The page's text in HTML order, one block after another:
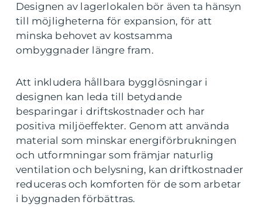
Designen av lagerlokalen bör även ta hänsyn
till möjligheterna för expansion, för att
minska behovet av kostsamma
ombyggnader längre fram.
Att inkludera hållbara bygglösningar i
designen kan leda till betydande
besparingar i driftskostnader och har
positiva miljöeffekter. Genom att använda
material som minskar energiförbrukningen
och utformningar som främjar naturlig
ventilation och belysning, kan driftkostnader
reduceras och komforten för de som arbetar
i byggnaden förbättras.